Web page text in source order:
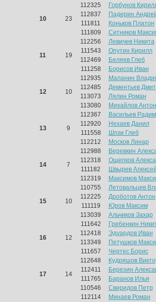
10 23
112325
Горбунов
112837
Падерин
111811
Коньков Платон
111809
Ситников
11 19
112256
Левичев Никита
111543
Опутин Кирилл
112469
Беляев Глеб
111258
Борисов Иван
12 10
112935
Маланин
112485
Дементьев
113073
Лялин Роман
113080
Михайлов Антон
13 9
112367
Васильев Радим
112920
Нехаев Данил
111558
Шпак Глеб
112212
Москов Линар
14 7
112988
Веревкин
112318
Ощепков
111182
Швырев
112319
Максимов
15 10
110755
Летовальцев
112225
Дроботов Антон
111119
Юров Максим
113039
Альчиков Захар
16 12
111642
Гребенкин
112418
Эдуардов Иван
113349
Петушков
111657
Чертес Борис
17 14
112648
Кудряшов
112411
Березин
111765
Баранов Илья
110546
Свиридов Петр
112114
Минаев Роман